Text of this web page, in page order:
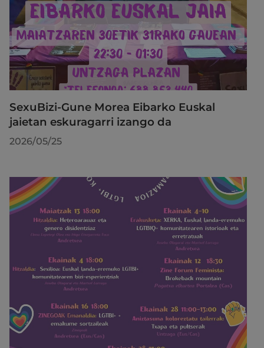
SexuBizi-Gune Morea Eibarko Euskal
jaietan eskuragarri izango da
2026/05/25